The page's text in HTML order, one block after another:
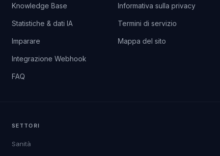
Knowledge Base
Statistiche & dati IA
Imparare
Integrazione Webhook
FAQ
Informativa sulla privacy
Termini di servizio
Mappa del sito
SETTORI
Sanità